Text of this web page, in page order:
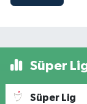
Süper
Süper Lig